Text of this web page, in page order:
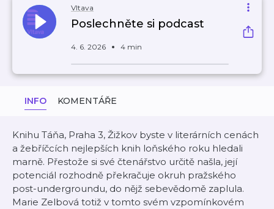
Vltava
Poslechněte si podcast
4. 6. 2026 4 min
INFO KOMENTÁŘE
Knihu Táňa, Praha 3, Žižkov byste v literárních cenách
a žebříčcích nejlepších knih loňského roku hledali
marně. Přestože si své čtenářstvo určitě našla, její
potenciál rozhodně překračuje okruh pražského
post-undergroundu, do nějž sebevědomě zaplula.
Marie Zelbová totiž v tomto svém vzpomínkovém